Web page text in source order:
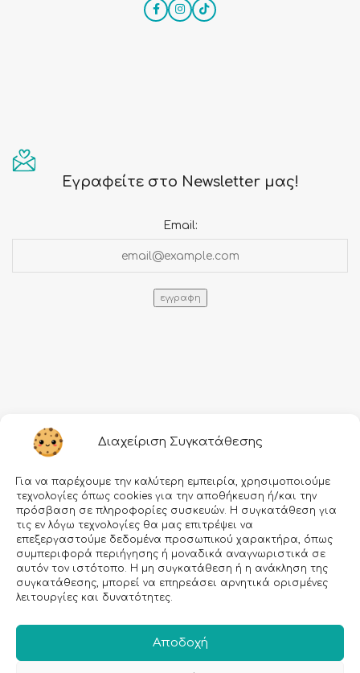
Διαχείριση Συγκατάθεσης
Για να παρέχουμε την καλύτερη εμπειρία, χρησιμοποιούμε
τεχνολογίες όπως cookies για την αποθήκευση ή/και την
πρόσβαση σε πληροφορίες συσκευών. Η συγκατάθεση για
τις εν λόγω τεχνολογίες θα μας επιτρέψει να
επεξεργαστούμε δεδομένα προσωπικού χαρακτήρα, όπως
συμπεριφορά περιήγησης ή μοναδικά αναγνωριστικά σε
αυτόν τον ιστότοπο. Η μη συγκατάθεση ή η ανάκληση της
συγκατάθεσης, μπορεί να επηρεάσει αρνητικά ορισμένες
λειτουργίες και δυνατότητες.
Αποδοχή
Εγραφείτε στο Newsletter μας!
Email:
Πληροφορίες
Τρόποι πληρωμής
Όροι χρήσης
Προσωπικά δεδομένα
Ασφάλεια συναλλαγών
GetDigital.gr